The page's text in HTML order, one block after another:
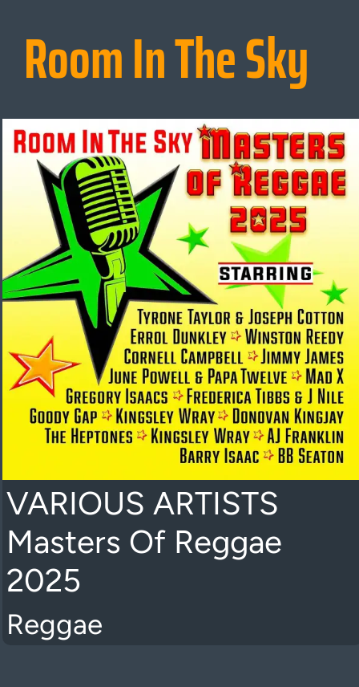
Room In The Sky
VARIOUS ARTISTS
Masters Of Reggae
2025
Reggae